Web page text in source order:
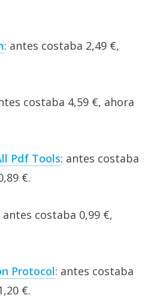
: antes costaba 2,49 €,
costaba 4,59 €, ahora
Pdf Tools: antes costaba
€.
antes costaba 0,99 €,
Protocol: antes costaba
€.